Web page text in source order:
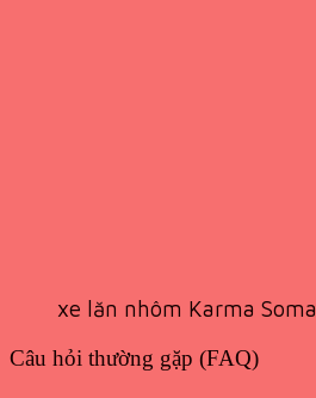
xe lăn nhôm Karma
Câu hỏi thường gặp (FAQ)